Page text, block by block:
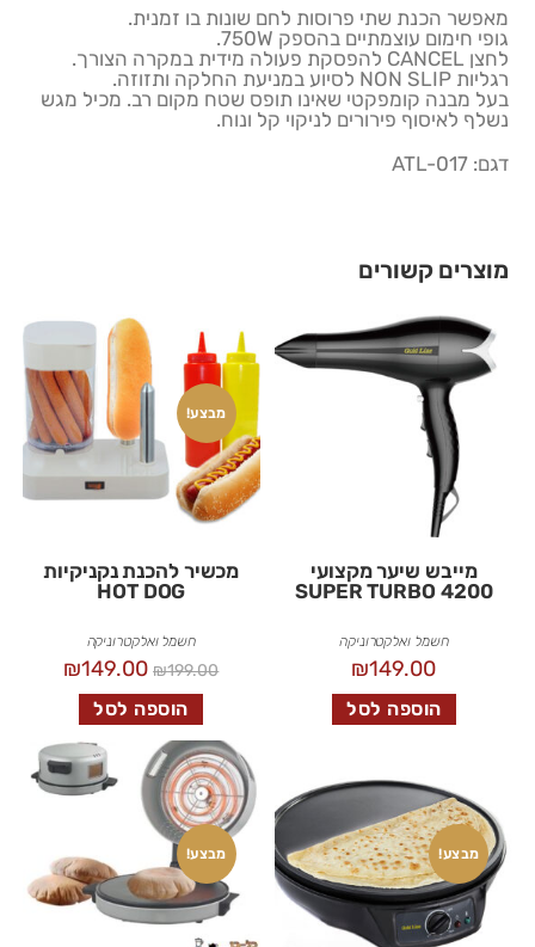
מאפשר הכנת שתי פרוסות לחם שונות בו זמנית.
גופי חימום עוצמתיים בהספק 750W.
לחצן CANCEL להפסקת פעולה מידית במקרה הצורך.
רגליות NON SLIP לסיוע במניעת החלקה ותזוזה.
בעל מבנה קומפקטי שאינו תופס שטח מקום רב. מכיל מגש
נשלף לאיסוף פירורים לניקוי קל ונוח.
דגם: ATL-017
מוצרים קשורים
מייבש שיער מקצועי
SUPER TURBO 4200
חשמל ואלקטרוניקה
₪149.00
הוספה לסל
מבצע!
מכשיר להכנת נקניקיות
HOT DOG
חשמל ואלקטרוניקה
₪199.00
₪149.00
הוספה לסל
מבצע! מבצע!